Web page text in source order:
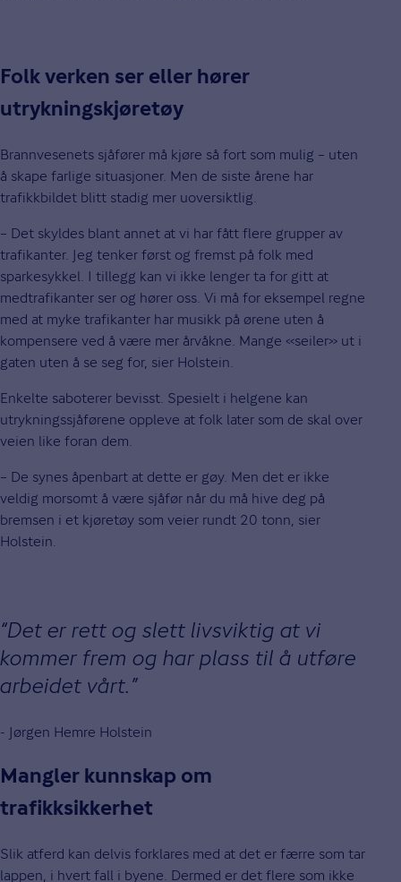
Folk verken ser eller hører
utrykningskjøretøy
Brannvesenets sjåfører må kjøre så fort som mulig – uten
å skape farlige situasjoner. Men de siste årene har
trafikkbildet blitt stadig mer uoversiktlig.
– Det skyldes blant annet at vi har fått flere grupper av
trafikanter. Jeg tenker først og fremst på folk med
sparkesykkel. I tillegg kan vi ikke lenger ta for gitt at
medtrafikanter ser og hører oss. Vi må for eksempel regne
med at myke trafikanter har musikk på ørene uten å
kompensere ved å være mer årvåkne. Mange «seiler» ut i
gaten uten å se seg for, sier Holstein.
Enkelte saboterer bevisst. Spesielt i helgene kan
utrykningssjåførene oppleve at folk later som de skal over
veien like foran dem.
– De synes åpenbart at dette er gøy. Men det er ikke
veldig morsomt å være sjåfør når du må hive deg på
bremsen i et kjøretøy som veier rundt 20 tonn, sier
Holstein.
Det er rett og slett livsviktig at vi
kommer frem og har plass til å utføre
arbeidet vårt.
- Jørgen Hemre Holstein
Mangler kunnskap om
trafikksikkerhet
Slik atferd kan delvis forklares med at det er færre som tar
lappen, i hvert fall i byene. Dermed er det flere som ikke